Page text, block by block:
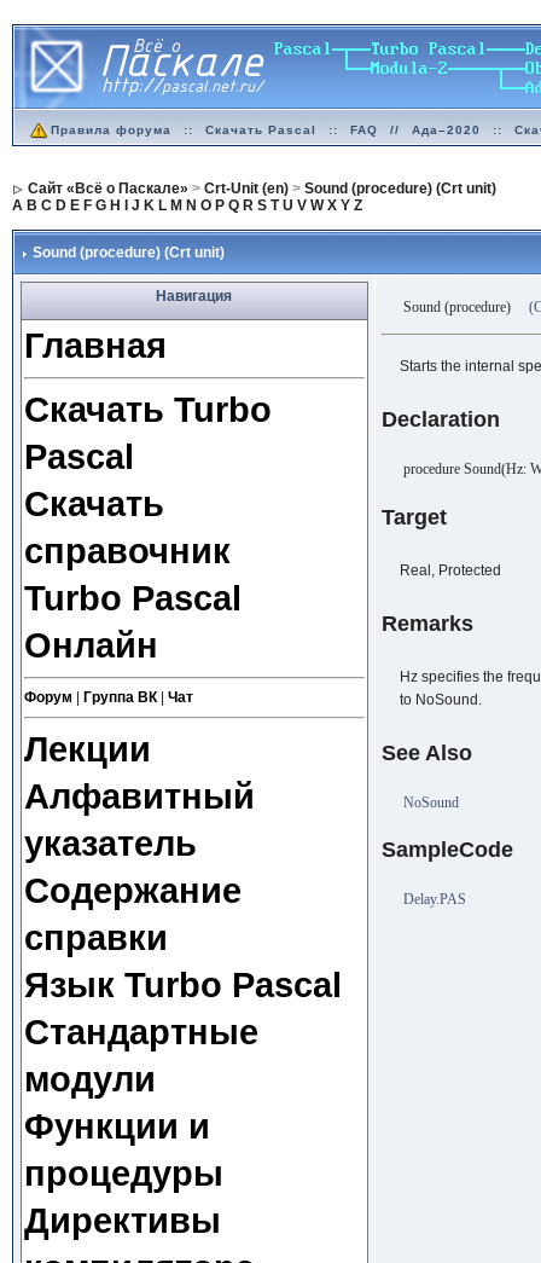
Правила форума :: Скачать Pascal :: FAQ // Ада–2020 ::
Сайт «Всё о Паскале» > Crt-Unit (en)> Sound (procedure) (Crt unit)
A B C D E F G H J K L M N O P Q R S T U V W X Y Z
Sound (procedure) (Crt unit)
Навигация
Главная
Скачать Turbo
Pascal
Скачать
справочник
Turbo Pascal
Онлайн
Форум Группа ВК| Чат
Лекции
Алфавитный
указатель
Содержание
справки
Язык Turbo Pascal
Стандартные
модули
Функции и
процедуры
Директивы
Sound (procedure)
Starts the internal
Declaration
procedure Sound(Hz:
Target
Real, Protected
Remarks
Hz specifies the
to NoSound.
See Also
NoSound
SampleCode
Delay.PAS